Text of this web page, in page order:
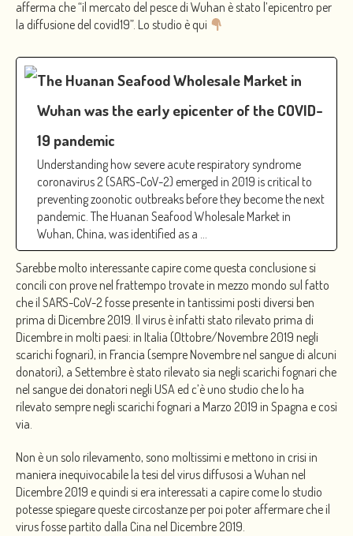
afferma che “il mercato del pesce di Wuhan è stato l’epicentro per
la diffusione del covid19”. Lo studio è qui
The Huanan Seafood Wholesale Market in
Wuhan was the early epicenter of the COVID-
19 pandemic
Understanding how severe acute respiratory syndrome
coronavirus 2 (SARS-CoV-2) emerged in 2019 is critical to
preventing zoonotic outbreaks before they become the next
pandemic. The Huanan Seafood Wholesale Market in
Wuhan, China, was identified as a …
Sarebbe molto interessante capire come questa conclusione si
concili con prove nel frattempo trovate in mezzo mondo sul fatto
che il SARS-CoV-2 fosse presente in tantissimi posti diversi ben
prima di Dicembre 2019. Il virus è infatti stato rilevato prima di
Dicembre in molti paesi: in Italia (Ottobre/Novembre 2019 negli
scarichi fognari), in Francia (sempre Novembre nel sangue di alcuni
donatori), a Settembre è stato rilevato sia negli scarichi fognari che
nel sangue dei donatori negli USA ed c’è uno studio che lo ha
rilevato sempre negli scarichi fognari a Marzo 2019 in Spagna e così
via.
Non è un solo rilevamento, sono moltissimi e mettono in crisi in
maniera inequivocabile la tesi del virus diffusosi a Wuhan nel
Dicembre 2019 e quindi si era interessati a capire come lo studio
potesse spiegare queste circostanze per poi poter affermare che il
virus fosse partito dalla Cina nel Dicembre 2019.